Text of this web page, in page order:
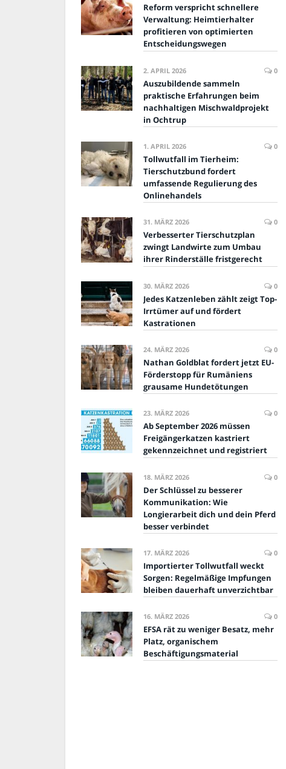
Reform verspricht schnellere
Verwaltung: Heimtierhalter
profitieren von optimierten
Entscheidungswegen
2. APRIL 2026 0
Auszubildende sammeln
praktische Erfahrungen beim
nachhaltigen Mischwaldprojekt
in Ochtrup
1. APRIL 2026 0
Tollwutfall im Tierheim:
Tierschutzbund fordert
umfassende Regulierung des
Onlinehandels
31. MÄRZ 2026 0
Verbesserter Tierschutzplan
zwingt Landwirte zum Umbau
ihrer Rinderställe fristgerecht
30. MÄRZ 2026 0
Jedes Katzenleben zählt zeigt Top-
Irrtümer auf und fördert
Kastrationen
24. MÄRZ 2026 0
Nathan Goldblat fordert jetzt EU-
Förderstopp für Rumäniens
grausame Hundetötungen
23. MÄRZ 2026 0
Ab September 2026 müssen
Freigängerkatzen kastriert
gekennzeichnet und registriert
18. MÄRZ 2026 0
Der Schlüssel zu besserer
Kommunikation: Wie
Longierarbeit dich und dein Pferd
besser verbindet
17. MÄRZ 2026 0
Importierter Tollwutfall weckt
Sorgen: Regelmäßige Impfungen
bleiben dauerhaft unverzichtbar
16. MÄRZ 2026 0
EFSA rät zu weniger Besatz, mehr
Platz, organischem
Beschäftigungsmaterial